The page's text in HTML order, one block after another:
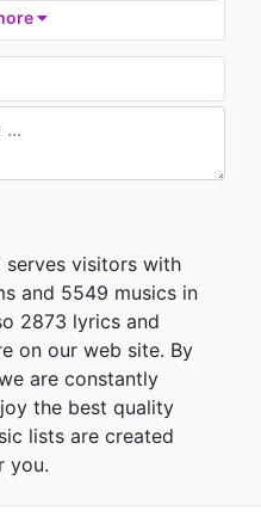
serves visitors with
and 5549 musics in
2873 lyrics and
on our web site. By
are constantly
the best quality
lists are created
you.